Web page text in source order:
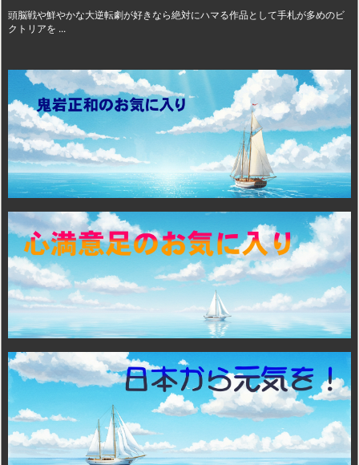
頭脳戦や鮮やかな大逆転劇が好きなら絶対にハマる作品として手札が多めのビ
クトリアを ...